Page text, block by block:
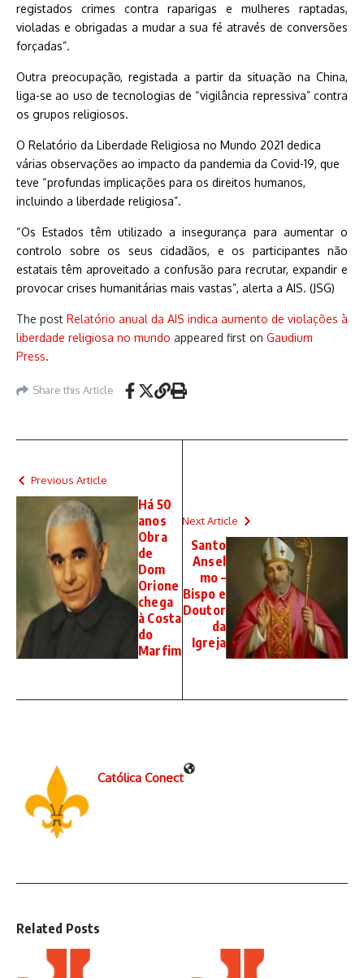
registados crimes contra raparigas e mulheres raptadas,
violadas e obrigadas a mudar a sua fé através de conversões
forçadas”.
Outra preocupação, registada a partir da situação na China,
liga-se ao uso de tecnologias de “vigilância repressiva” contra
os grupos religiosos.
O Relatório da Liberdade Religiosa no Mundo 2021 dedica
várias observações ao impacto da pandemia da Covid-19, que
teve “profundas implicações para os direitos humanos,
incluindo a liberdade religiosa”.
“Os Estados têm utilizado a insegurança para aumentar o
controlo sobre os seus cidadãos, e os participantes não
estatais têm aproveitado a confusão para recrutar, expandir e
provocar crises humanitárias mais vastas”, alerta a AIS. (JSG)
The post Relatório anual da AIS indica aumento de violações à
liberdade religiosa no mundo appeared first on Gaudium
Press.
Share this Article
Previous Article
Há 50
anos
Obra
de
Dom
Orione
chega
à Costa
do
Marfim
Next Article
Santo
Ansel
mo –
Bispo e
Doutor
da
Igreja
Católica Conect
Related Posts